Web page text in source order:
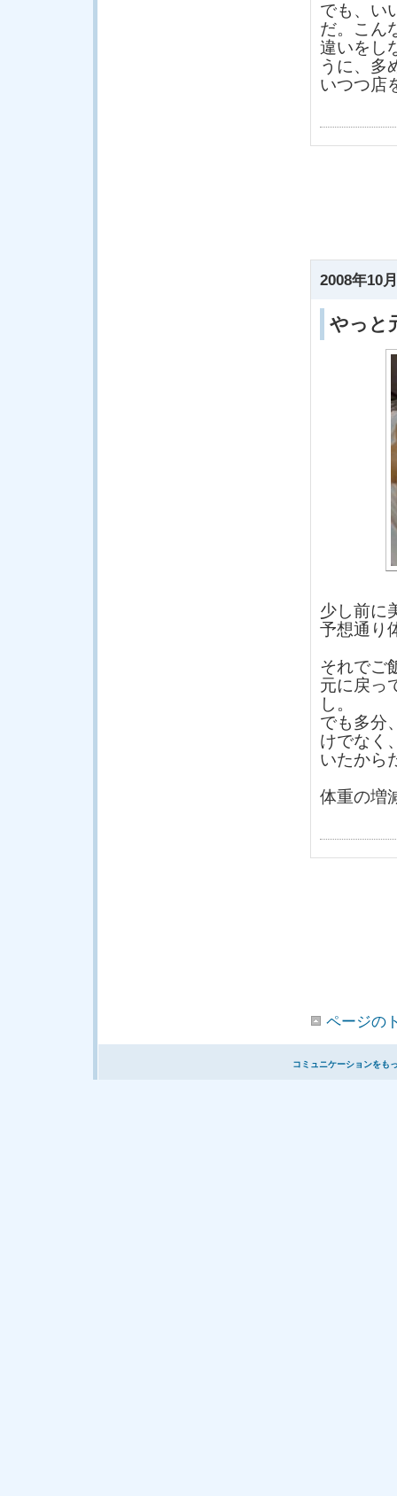
でも、い
だ。こん
違いをし
うに、多
いつつ店
2008年10
やっと
少し前に
予想通り
それでご
元に戻っ
し。
でも多分
けでなく
いたから
体重の増
ページの
コミュニケーションをも